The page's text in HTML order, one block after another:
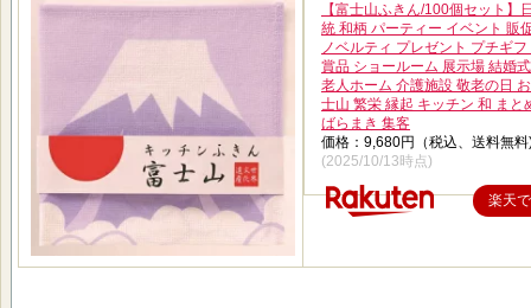
【富士山ふきん/100個セット】
統 和柄 パーティー イベント 販
ノベルティ プレゼント プチギフ
賞品 ショールーム 展示場 結婚
老人ホーム 介護施設 敬老の日
士山 繁栄 縁起 キッチン 和 まと
ばらまき 集客
価格：9,680円（税込、送料無料
(2025/10/13時点)
楽天